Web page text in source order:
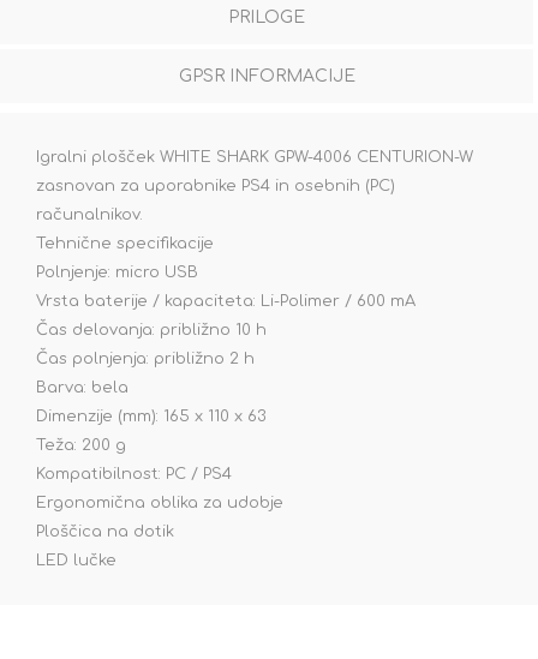
PRILOGE
GPSR INFORMACIJE
Igralni plošček WHITE SHARK GPW-4006 CENTURION-W
zasnovan za uporabnike PS4 in osebnih (PC)
računalnikov.
Tehnične specifikacije
Polnjenje: micro USB
Vrsta baterije / kapaciteta: Li-Polimer / 600 mA
Čas delovanja: približno 10 h
Čas polnjenja: približno 2 h
Barva: bela
Dimenzije (mm): 165 x 110 x 63
Teža: 200 g
Kompatibilnost: PC / PS4
Ergonomična oblika za udobje
Ploščica na dotik
LED lučke